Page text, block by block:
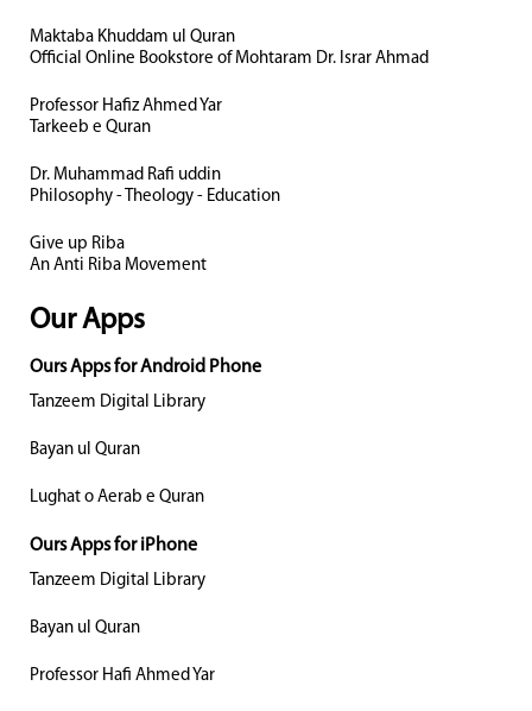
Maktaba Khuddam ul Quran
Official Online Bookstore of Mohtaram Dr. Israr Ahmad
Professor Hafiz Ahmed Yar
Tarkeeb e Quran
Dr. Muhammad Rafi uddin
Philosophy - Theology - Education
Give up Riba
An Anti Riba Movement
Our Apps
Ours Apps for Android Phone
Tanzeem Digital Library
Bayan ul Quran
Lughat o Aerab e Quran
Ours Apps for iPhone
Tanzeem Digital Library
Bayan ul Quran
Professor Hafi Ahmed Yar